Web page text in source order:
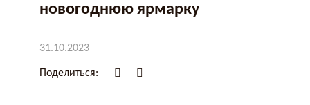
новогоднюю ярмарку
31.10.2023
Поделиться: